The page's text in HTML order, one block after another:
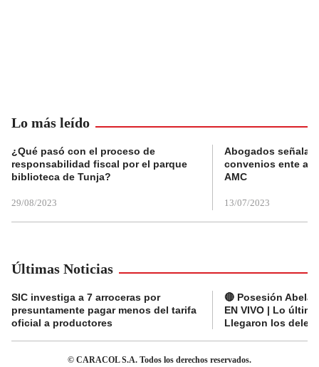
Lo más leído
¿Qué pasó con el proceso de
responsabilidad fiscal por el parque
biblioteca de Tunja?
29/08/2023
Abogados
convenios ente
AMC
13/07/2023
Últimas Noticias
SIC investiga a 7 arroceras por
presuntamente pagar menos del tarifa
oficial a productores
🔴 Posesión
EN VIVO | Lo
Llegaron los
© CARACOL S.A. Todos los derechos reservados.